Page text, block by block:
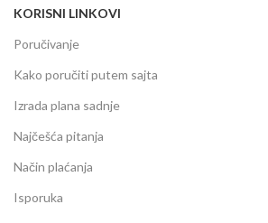
KORISNI LINKOVI
Poručivanje
Kako poručiti putem sajta
Izrada plana sadnje
Najčešća pitanja
Način plaćanja
Isporuka